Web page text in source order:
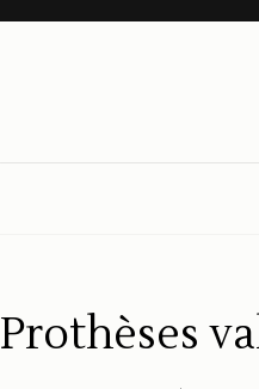
Prothèses